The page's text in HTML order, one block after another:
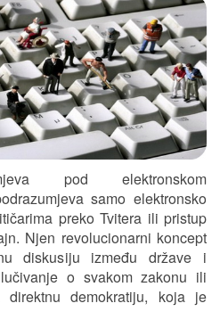
pod elektronskom
samo elektronsko
preko Tvitera ili pristup
Njen revolucionarni koncept
diskusiju između države i
o svakom zakonu ili
demokratiju, koja je